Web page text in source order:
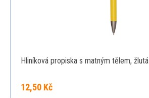
Hliníková propiska s matným tělem, žlutá
12,50 Kč